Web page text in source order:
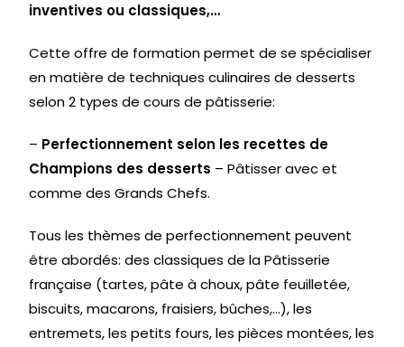
inventives ou classiques,…
Cette offre de formation permet de se spécialiser
en matière de techniques culinaires de desserts
selon 2 types de cours de pâtisserie:
– Perfectionnement selon les recettes de
Champions des desserts – Pâtisser avec et
comme des Grands Chefs.
Tous les thèmes de perfectionnement peuvent
être abordés: des classiques de la Pâtisserie
française (tartes, pâte à choux, pâte feuilletée,
biscuits, macarons, fraisiers, bûches,…), les
entremets, les petits fours, les pièces montées, les